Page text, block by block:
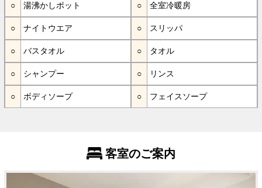
湯沸かしポット 全室冷暖房
ナイトウエア スリッパ
バスタオル タオル
シャンプー リンス
ボディソープ フェイスソープ
客室のご案内